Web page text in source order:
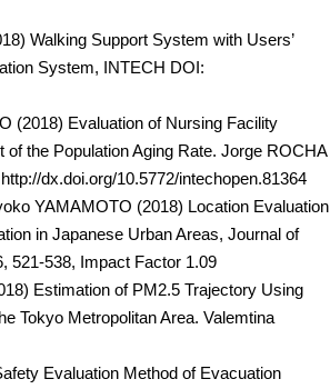
Walking Support System with Users’
System, INTECH DOI:
(2018) Evaluation of Nursing Facility
the Population Aging Rate. Jorge ROCHA
dx.doi.org/10.5772/intechopen.81364
YAMAMOTO (2018) Location Evaluation
in Japanese Urban Areas, Journal of
521-538, Impact Factor 1.09
Estimation of PM2.5 Trajectory Using
Tokyo Metropolitan Area. Valemtina
Evaluation Method of Evacuation